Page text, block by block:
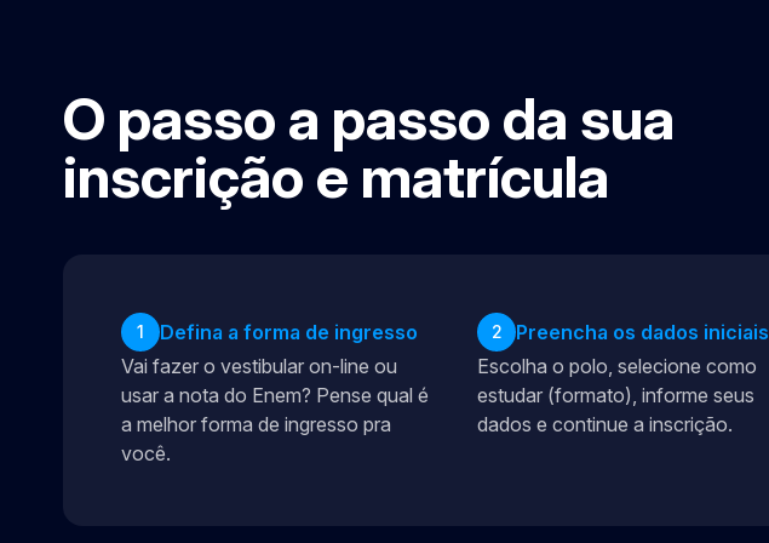
O passo a passo da sua
inscrição e matrícula
1
Defina a forma de ingresso
Vai fazer o vestibular on-line ou
usar a nota do Enem? Pense qual é
a melhor forma de ingresso pra
você.
2
Preencha os dados iniciais
Escolha o polo, selecione como
estudar (formato), informe seus
dados e continue a inscrição.